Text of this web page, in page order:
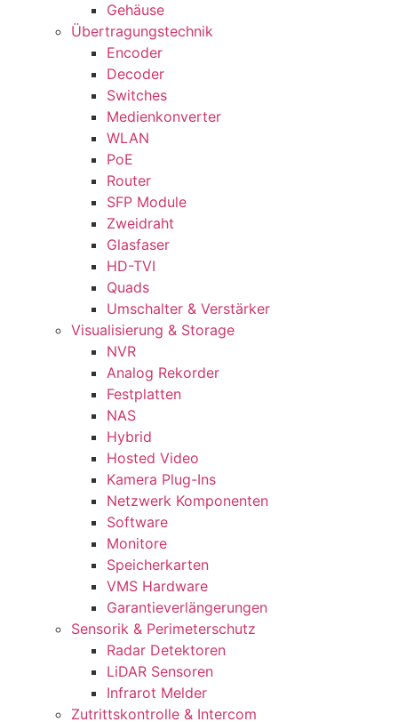
Gehäuse
Übertragungstechnik
Encoder
Decoder
Switches
Medienkonverter
WLAN
PoE
Router
SFP Module
Zweidraht
Glasfaser
HD-TVI
Quads
Umschalter & Verstärker
Visualisierung & Storage
NVR
Analog Rekorder
Festplatten
NAS
Hybrid
Hosted Video
Kamera Plug-Ins
Netzwerk Komponenten
Software
Monitore
Speicherkarten
VMS Hardware
Garantieverlängerungen
Sensorik & Perimeterschutz
Radar Detektoren
LiDAR Sensoren
Infrarot Melder
Zutrittskontrolle & Intercom